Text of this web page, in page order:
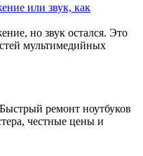
или звук, как
но звук остался. Это
мультимедийных
ремонт ноутбуков
честные цены и